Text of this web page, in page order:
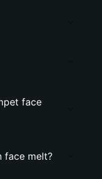
face
face melt?